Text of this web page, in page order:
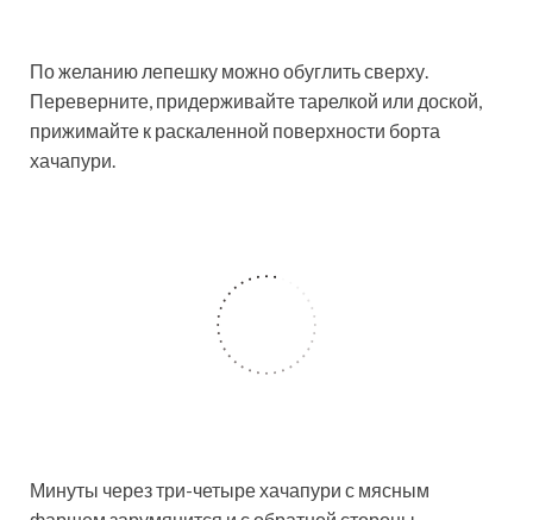
По желанию лепешку можно обуглить сверху.
Переверните, придерживайте тарелкой или доской,
прижимайте к раскаленной поверхности борта
хачапури.
Минуты через три-четыре хачапури с мясным